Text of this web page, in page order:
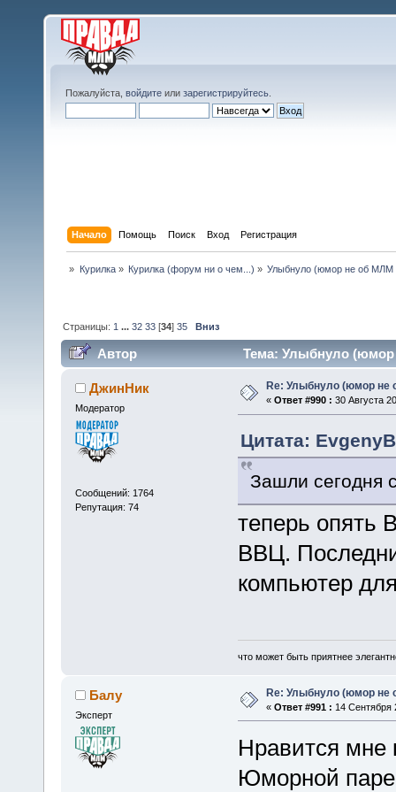
Пожалуйста, войдите или зарегистрируйтесь
Начало Помощь Поиск Вход Регистрация
» Курилка» Курилка (форум ни о чем...) » Улыбнуло (юмор не об МЛМ
Страницы: 1 ...32 33 [34]35 Вниз
Автор Тема: Улыбнуло (юмор
ДжинНик
Модератор
Сообщений: 1764
Репутация: 74
Re: Улыбнуло (юмор не
« Ответ #990 : 30 Августа
Цитата:
Зашли сегодня
теперь
ВВЦ.
компьютер
что может быть приятнее
Балу
Эксперт
Re: Улыбнуло (юмор не
« Ответ #991 : 14 Сентября
Нравится мне
Юморной